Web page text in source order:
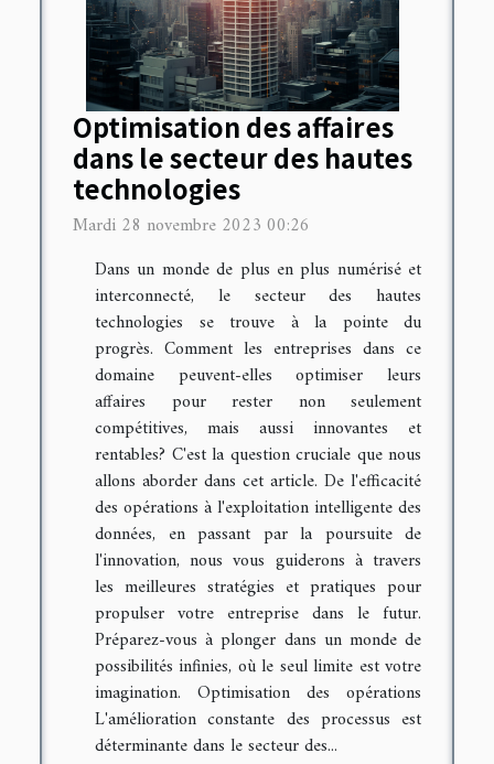
Optimisation des affaires
dans le secteur des hautes
technologies
Mardi 28 novembre 2023 00:26
Dans un monde de plus en plus numérisé et
interconnecté, le secteur des hautes
technologies se trouve à la pointe du
progrès. Comment les entreprises dans ce
domaine peuvent-elles optimiser leurs
affaires pour rester non seulement
compétitives, mais aussi innovantes et
rentables? C'est la question cruciale que nous
allons aborder dans cet article. De l'efficacité
des opérations à l'exploitation intelligente des
données, en passant par la poursuite de
l'innovation, nous vous guiderons à travers
les meilleures stratégies et pratiques pour
propulser votre entreprise dans le futur.
Préparez-vous à plonger dans un monde de
possibilités infinies, où le seul limite est votre
imagination. Optimisation des opérations
L'amélioration constante des processus est
déterminante dans le secteur des...